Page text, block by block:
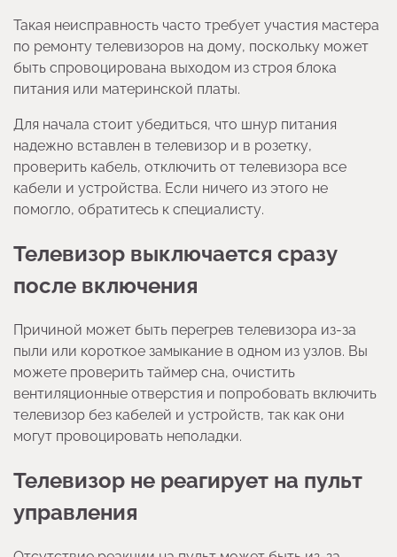
Такая неисправность часто требует участия мастера
по ремонту телевизоров на дому, поскольку может
быть спровоцирована выходом из строя блока
питания или материнской платы.
Для начала стоит убедиться, что шнур питания
надежно вставлен в телевизор и в розетку,
проверить кабель, отключить от телевизора все
кабели и устройства. Если ничего из этого не
помогло, обратитесь к специалисту.
Телевизор выключается сразу
после включения
Причиной может быть перегрев телевизора из-за
пыли или короткое замыкание в одном из узлов. Вы
можете проверить таймер сна, очистить
вентиляционные отверстия и попробовать включить
телевизор без кабелей и устройств, так как они
могут провоцировать неполадки.
Телевизор не реагирует на пульт
управления